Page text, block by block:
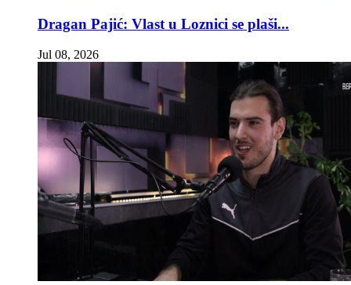
Dragan Pajić: Vlast u Loznici se plaši...
Jul 08, 2026